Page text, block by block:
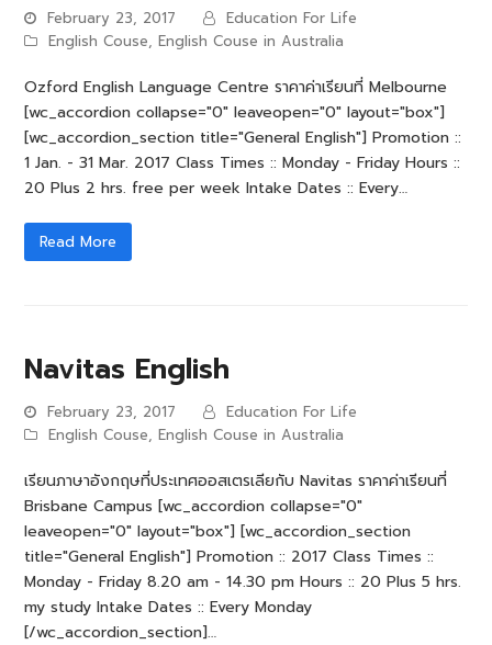
February 23, 2017
Education For Life
English Couse,English Couse in Australia
Ozford English Language Centre ราคาค่าเรียนที่ Melbourne
[wc_accordion collapse="0" leaveopen="0" layout="box"]
[wc_accordion_section title="General English"] Promotion ::
1 Jan. - 31 Mar. 2017 Class Times :: Monday - Friday Hours ::
20 Plus 2 hrs. free per week Intake Dates :: Every…
Read More
Navitas English
February 23, 2017
Education For Life
English Couse,English Couse in Australia
เรียนภาษาอังกฤษที่ประเทศออสเตรเลียกับ Navitas ราคาค่าเรียนที่
Brisbane Campus [wc_accordion collapse="0"
leaveopen="0" layout="box"] [wc_accordion_section
title="General English"] Promotion :: 2017 Class Times ::
Monday - Friday 8.20 am - 14.30 pm Hours :: 20 Plus 5 hrs.
my study Intake Dates :: Every Monday
[/wc_accordion_section]…